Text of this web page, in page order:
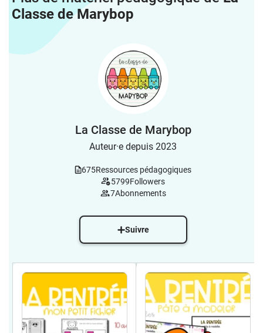
Classe de Marybop
La Classe de Marybop
Auteur·e depuis 2023
675Ressources pédagogiques
5799Followers
7Abonnements
Suivre